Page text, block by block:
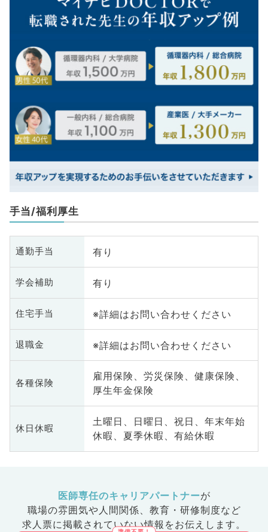
手当/福利厚生
通勤手当 有り
学会補助 有り
住宅手当 ※詳細はお問い合わせください
退職金 ※詳細はお問い合わせください
各種保険
雇用保険、労災保険、健康保険、
厚生年金保険
休日休暇
土曜日、日曜日、祝日、年末年始
休暇、夏季休暇、有給休暇
医師専任のキャリアパートナーが
職場の雰囲気や人間関係、 教育・研修制度など
求人票に掲載されていない情報をお伝えします。